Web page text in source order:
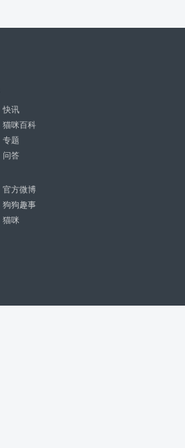
快讯
猫咪百科
专题
问答
官方微博
狗狗趣事
猫咪